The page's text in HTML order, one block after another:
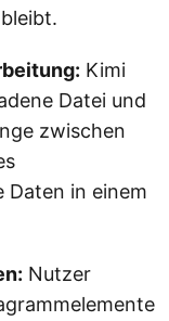
Kimi
Datei und
zwischen
Daten in einem
Nutzer